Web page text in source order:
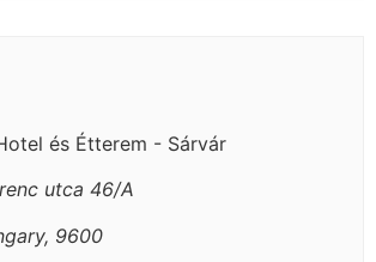
és Étterem - Sárvár
utca 46/A
9600